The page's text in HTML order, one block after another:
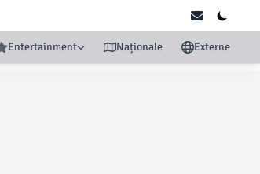
Entertainment Naționale Externe